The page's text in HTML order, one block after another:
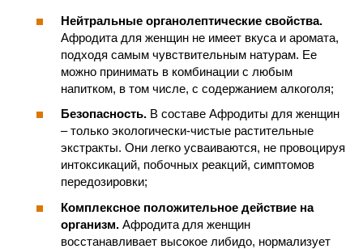
Нейтральные органолептические свойства.
Афродита для женщин не имеет вкуса и аромата,
подходя самым чувствительным натурам. Ее
можно принимать в комбинации с любым
напитком, в том числе, с содержанием алкоголя;
Безопасность. В составе Афродиты для женщин
– только экологически-чистые растительные
экстракты. Они легко усваиваются, не провоцируя
интоксикаций, побочных реакций, симптомов
передозировки;
Комплексное положительное действие на
организм. Афродита для женщин
восстанавливает высокое либидо, нормализует